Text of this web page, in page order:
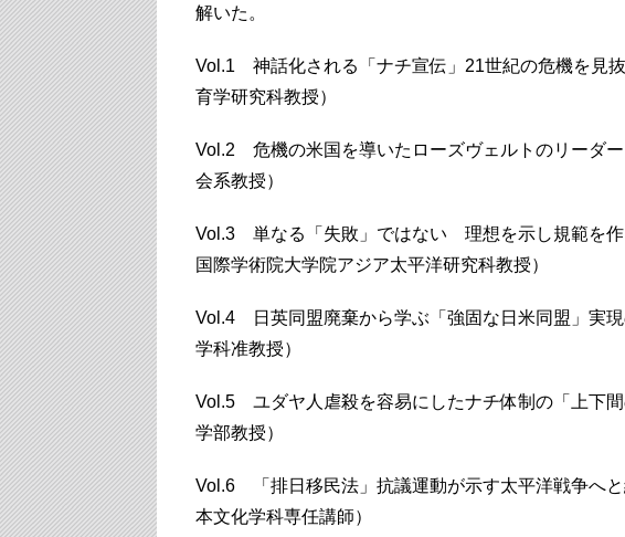
解いた。
Vol.1 神話化される「ナチ宣伝」21世紀の危機を見
育学研究科教授）
Vol.2 危機の米国を導いたローズヴェルトのリーダ
会系教授）
Vol.3 単なる「失敗」ではない 理想を示し規範を作
国際学術院大学院アジア太平洋研究科教授）
Vol.4 日英同盟廃棄から学ぶ「強固な日米同盟」実
学科准教授）
Vol.5 ユダヤ人虐殺を容易にしたナチ体制の「上下
学部教授）
Vol.6 「排日移民法」抗議運動が示す太平洋戦争へ
本文化学科専任講師）